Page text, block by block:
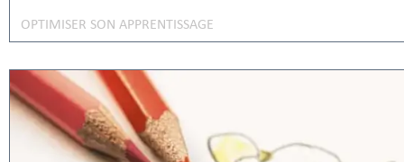
OPTIMISER SON APPRENTISSAGE